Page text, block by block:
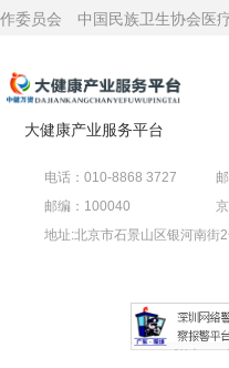
作委员会
中国民族卫生协会医
大健康产业服务平台
电话：010-8868 3727
邮编：100040
地址:北京市石景山区银河南街